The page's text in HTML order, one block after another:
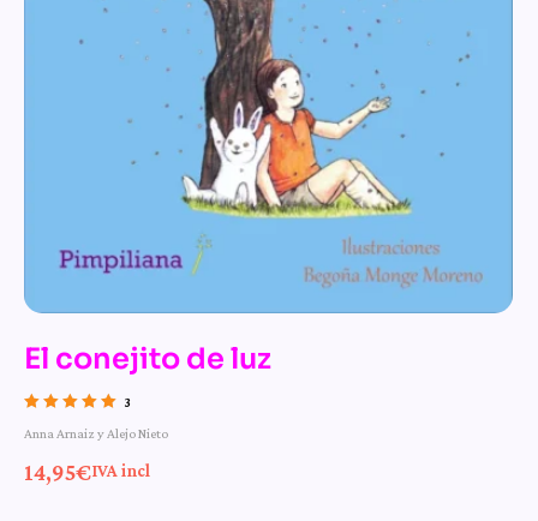
El conejito de luz
3
Anna Arnaiz y Alejo Nieto
14,95€IVA incl